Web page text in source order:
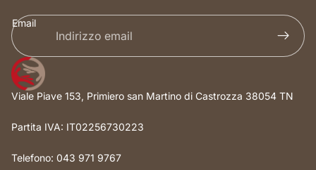
Email
Viale Piave 153, Primiero san Martino di Castrozza 38054 TN
Partita IVA: IT02256730223
Telefono: 043 971 9767